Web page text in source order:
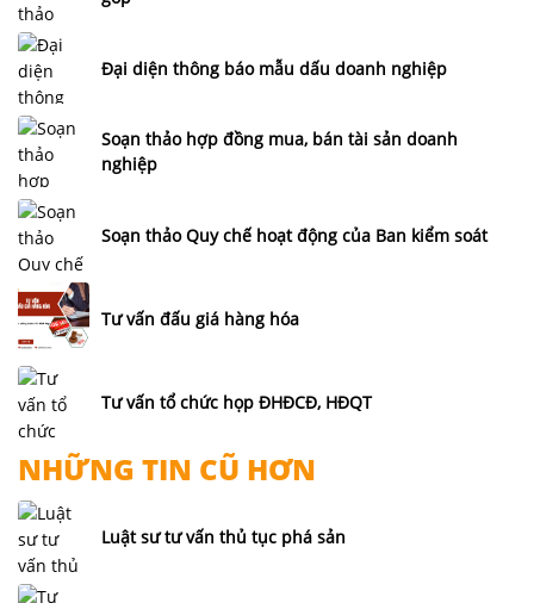
Đại diện thông báo mẫu dấu doanh nghiệp
Soạn thảo hợp đồng mua, bán tài sản doanh
nghiệp
Soạn thảo Quy chế hoạt động của Ban kiểm soát
Tư vấn đấu giá hàng hóa
Tư vấn tổ chức họp ĐHĐCĐ, HĐQT
NHỮNG TIN CŨ HƠN
Luật sư tư vấn thủ tục phá sản